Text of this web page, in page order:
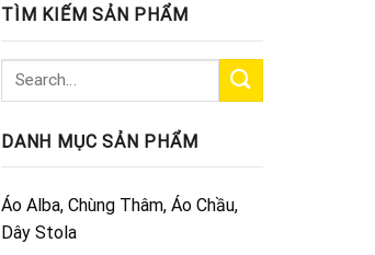
TÌM KIẾM SẢN PHẨM
DANH MỤC SẢN PHẨM
Áo Alba, Chùng Thâm, Áo Chầu,
Dây Stola